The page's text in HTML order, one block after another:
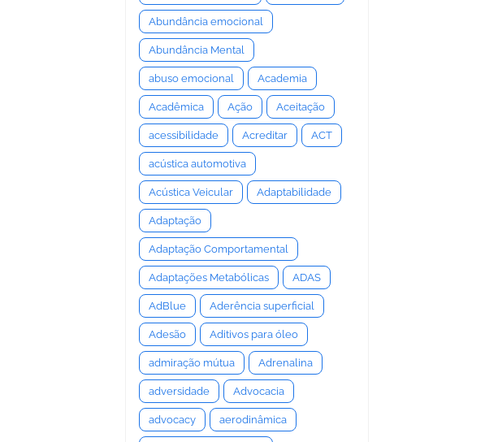
Abundância emocional
Abundância Mental
abuso emocional Academia
Acadêmica Ação Aceitação
acessibilidade Acreditar ACT
acústica automotiva
Acústica Veicular Adaptabilidade
Adaptação
Adaptação Comportamental
Adaptações Metabólicas ADAS
AdBlue Aderência superficial
Adesão Aditivos para óleo
admiração mútua Adrenalina
adversidade Advocacia
advocacy aerodinâmica